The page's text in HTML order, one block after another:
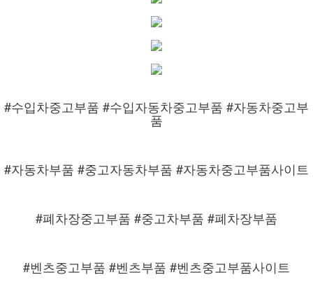
#수입차중고부품 #수입자동차중고부품 #자동차중고부
품
#자동차부품 #중고자동차부품 #자동차중고부품사이트
#폐차장중고부품 #중고차부품 #폐차장부품
#벤츠중고부품 #벤츠부품 #벤츠중고부품사이트